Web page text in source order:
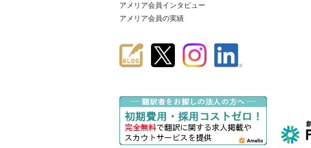
アメリア会員インタビュー
アメリア会員の実績